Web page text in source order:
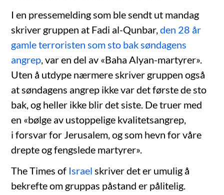
I en pressemelding som ble sendt ut mandag
skriver gruppen at Fadi al-Qunbar,den 28 år
gamle terroristen som sto bak søndagens
angrep , var en del av «Baha Alyan-martyrer».
Uten å utdype nærmere skriver gruppen også
at søndagens angrep ikke var det første de sto
bak, og heller ikke blir det siste. De truer med
en «bølge av ustoppelige kvalitetsangrep,
i forsvar for Jerusalem, og som hevn for våre
drepte og fengslede martyrer».
The Times of Israel skriver det er umulig å
bekrefte om gruppas påstand er pålitelig.